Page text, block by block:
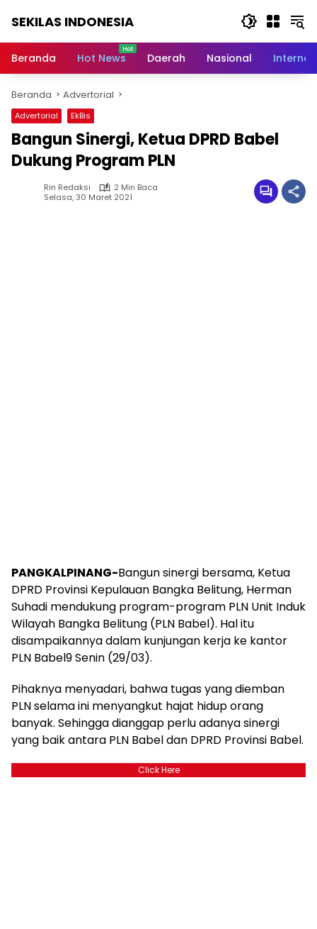
SEKILAS INDONESIA
Terkini,
Latest
World,
Headlines,
News
Today
Beranda Hot News Daerah Nasional
Beranda Advertorial
Advertorial EkBis
Bangun Sinergi, Ketua DPRD Babel
Dukung Program PLN
Rin Redaksi
2 Min Baca
Selasa, 30 Maret 2021
PANGKALPINANG-Bangun sinergi bersama, Ketua
DPRD Provinsi Kepulauan Bangka Belitung, Herman
Suhadi mendukung program-program PLN Unit Induk
Wilayah Bangka Belitung (PLN Babel). Hal itu
disampaikannya dalam kunjungan kerja ke kantor
PLN Babel9 Senin (29/03).
Pihaknya menyadari, bahwa tugas yang diemban
PLN selama ini menyangkut hajat hidup orang
banyak. Sehingga dianggap perlu adanya sinergi
yang baik antara PLN Babel dan DPRD Provinsi Babel.
Click Here